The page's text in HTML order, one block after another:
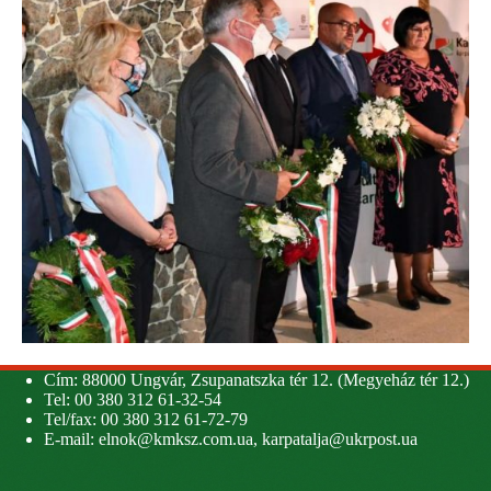
Cím: 88000 Ungvár, Zsupanatszka tér 12. (Megyeház tér 12.)
Tel: 00 380 312 61-32-54
Tel/fax: 00 380 312 61-72-79
E-mail: elnok@kmksz.com.ua, karpatalja@ukrpost.ua